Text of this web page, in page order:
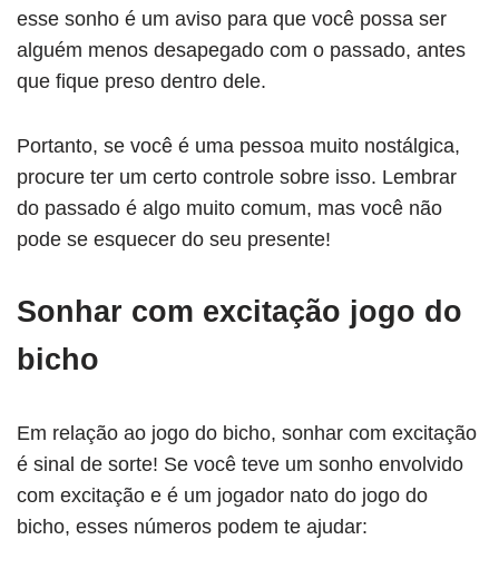
esse sonho é um aviso para que você possa ser
alguém menos desapegado com o passado, antes
que fique preso dentro dele.
Portanto, se você é uma pessoa muito nostálgica,
procure ter um certo controle sobre isso. Lembrar
do passado é algo muito comum, mas você não
pode se esquecer do seu presente!
Sonhar com excitação jogo do
bicho
Em relação ao jogo do bicho, sonhar com excitação
é sinal de sorte! Se você teve um sonho envolvido
com excitação e é um jogador nato do jogo do
bicho, esses números podem te ajudar: